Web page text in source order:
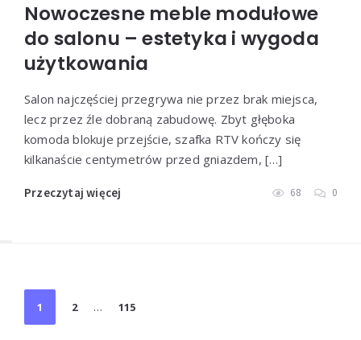
Nowoczesne meble modułowe
do salonu – estetyka i wygoda
użytkowania
Salon najczęściej przegrywa nie przez brak miejsca,
lecz przez źle dobraną zabudowę. Zbyt głęboka
komoda blokuje przejście, szafka RTV kończy się
kilkanaście centymetrów przed gniazdem, […]
Przeczytaj więcej 68 0
Stronicowanie
wpisów
1 2 … 115